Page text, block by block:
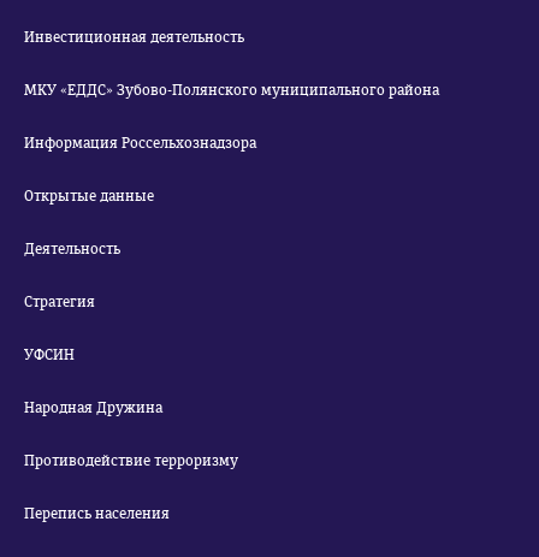
Инвестиционная деятельность
МКУ «ЕДДС» Зубово-Полянского муниципального района
Информация Россельхознадзора
Открытые данные
Деятельность
Стратегия
УФСИН
Народная Дружина
Противодействие терроризму
Перепись населения